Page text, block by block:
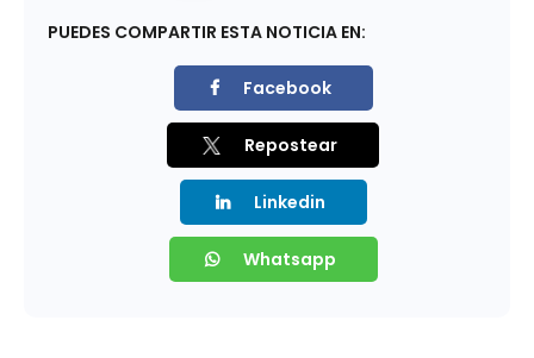
PUEDES COMPARTIR ESTA NOTICIA EN:
Facebook
Repostear
Linkedin
Whatsapp